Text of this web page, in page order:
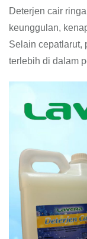
Deterjen cair
keunggulan,
Selain cepatlarut,
terlebih di dalam